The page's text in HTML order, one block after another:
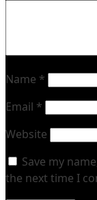
Name *
Email *
Website
Save my
the next time I